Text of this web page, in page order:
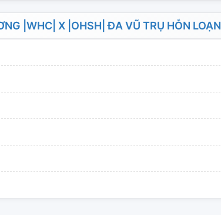
|WHC| X |OHSH| ĐA VŨ TRỤ HỖN LOẠN